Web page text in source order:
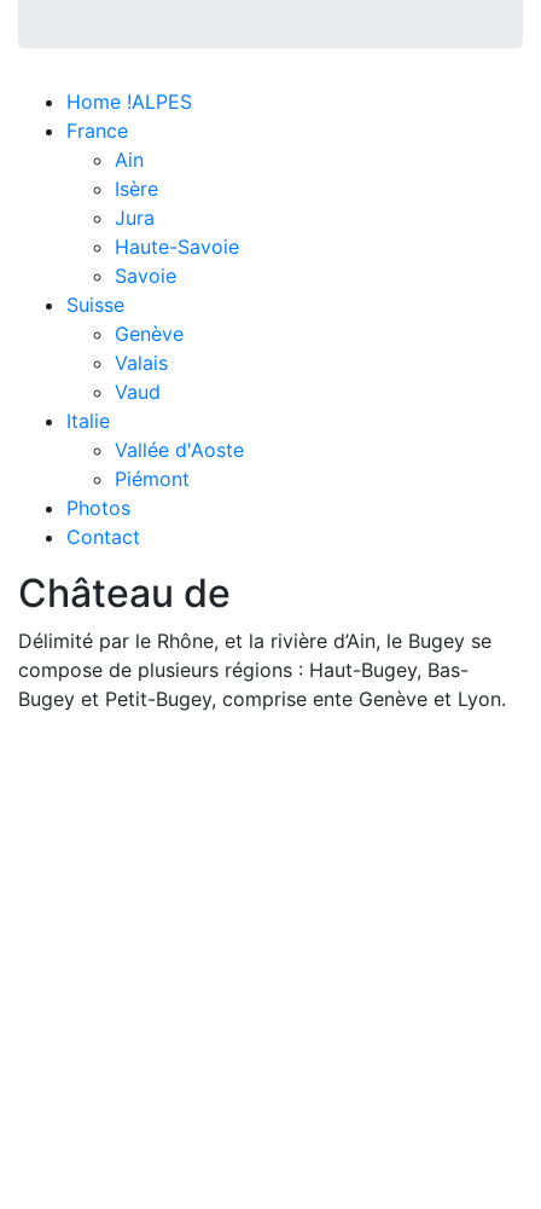
Home !ALPES
France
Ain
Isère
Jura
Haute-Savoie
Savoie
Suisse
Genève
Valais
Vaud
Italie
Vallée d'Aoste
Piémont
Photos
Contact
Château de
Délimité par le Rhône, et la rivière d’Ain, le Bugey se
compose de plusieurs régions : Haut-Bugey, Bas-
Bugey et Petit-Bugey, comprise ente Genève et Lyon.